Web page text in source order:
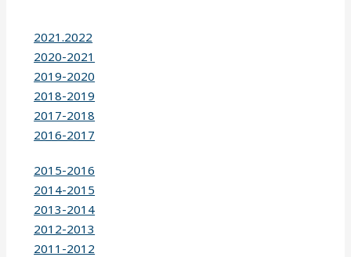
2021.2022
2020-2021
2019-2020
2018-2019
2017-2018
2016-2017
2015-2016
2014-2015
2013-2014
2012-2013
2011-2012